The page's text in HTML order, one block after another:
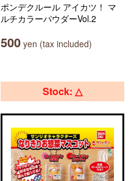
ポンデクルール アイカツ！ マ
ルチカラーパウダーVol.2
500 yen (tax included)
Stock: △